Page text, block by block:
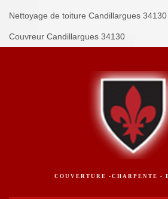
Nettoyage de toiture Candillargues 34130
Couvreur Candillargues 34130
COUVERTURE -CHARPENTE -